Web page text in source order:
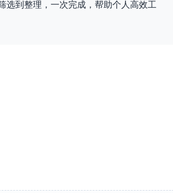
选到整理，一次完成，帮助个人高效工